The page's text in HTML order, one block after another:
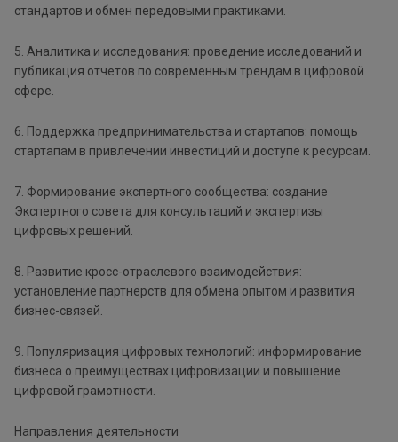
стандартов и обмен передовыми практиками.
5. Аналитика и исследования: проведение исследований и
публикация отчетов по современным трендам в цифровой
сфере.
6. Поддержка предпринимательства и стартапов: помощь
стартапам в привлечении инвестиций и доступе к ресурсам.
7. Формирование экспертного сообщества: создание
Экспертного совета для консультаций и экспертизы
цифровых решений.
8. Развитие кросс-отраслевого взаимодействия:
установление партнерств для обмена опытом и развития
бизнес-связей.
9. Популяризация цифровых технологий: информирование
бизнеса о преимуществах цифровизации и повышение
цифровой грамотности.
Направления деятельности